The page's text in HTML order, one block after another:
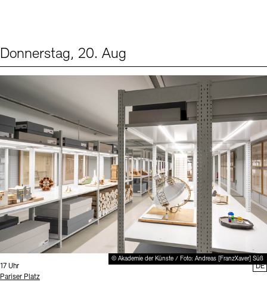
Donnerstag, 20. Aug
© Akademie der Künste / Foto: Andreas [FranzXaver] Süß
Uhrzeit:
17 Uhr
Standort
Pariser Platz
DE